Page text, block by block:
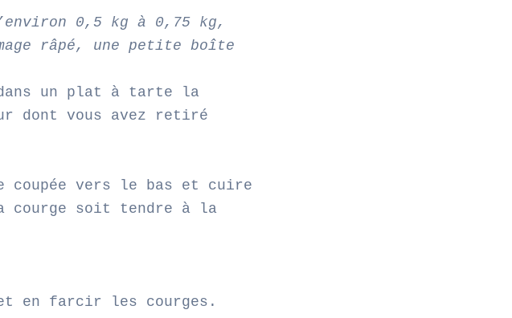
0,5 kg à 0,75 kg,
râpé, une petite boîte
un plat à tarte la
dont vous avez retiré
vers le bas et cuire
courge soit tendre à la
en farcir les courges.